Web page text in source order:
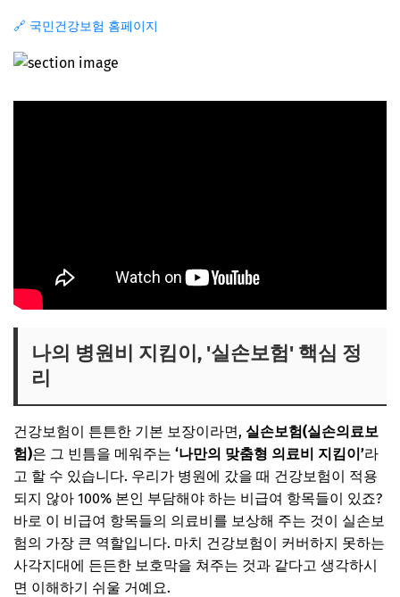
🔗 국민건강보험 홈페이지
나의 병원비 지킴이, '실손보험' 핵심 정
리
건강보험이 튼튼한 기본 보장이라면, 실손보험(실손의료보
험)은 그 빈틈을 메워주는 ‘나만의 맞춤형 의료비 지킴이’라
고 할 수 있습니다. 우리가 병원에 갔을 때 건강보험이 적용
되지 않아 100% 본인 부담해야 하는 비급여 항목들이 있죠?
바로 이 비급여 항목들의 의료비를 보상해 주는 것이 실손보
험의 가장 큰 역할입니다. 마치 건강보험이 커버하지 못하는
사각지대에 든든한 보호막을 쳐주는 것과 같다고 생각하시
면 이해하기 쉬울 거예요.